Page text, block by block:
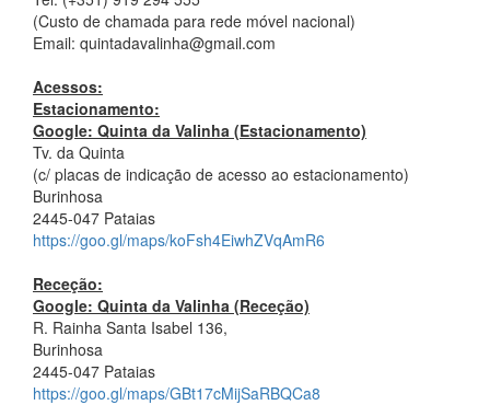
(Custo de chamada para rede móvel nacional)
Email: quintadavalinha@gmail.com
Acessos:
Estacionamento:
Google: Quinta da Valinha (Estacionamento)
Tv. da Quinta
(c/ placas de indicação de acesso ao estacionamento)
Burinhosa
2445-047 Pataias
https://goo.gl/maps/koFsh4EiwhZVqAmR6
Receção:
Google: Quinta da Valinha (Receção)
R. Rainha Santa Isabel 136,
Burinhosa
2445-047 Pataias
https://goo.gl/maps/GBt17cMijSaRBQCa8